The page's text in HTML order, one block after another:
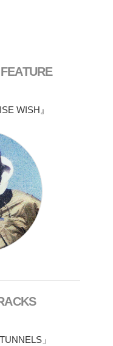
WISH』
」